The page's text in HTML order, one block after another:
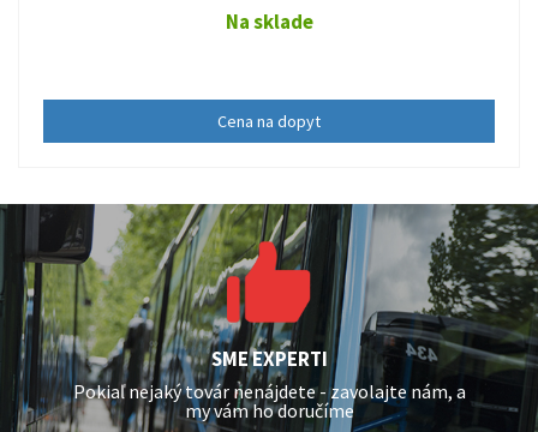
Na sklade
Cena na dopyt
SME EXPERTI
Pokiaľ nejaký továr nenájdete - zavolajte nám, a
my vám ho doručíme